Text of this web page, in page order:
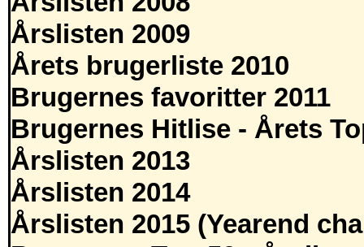
Årslisten 2009
Årets brugerliste 2010
Brugernes favoritter 2011
Brugernes Hitlise - Årets
Årslisten 2013
Årslisten 2014
Årslisten 2015 (Yearend